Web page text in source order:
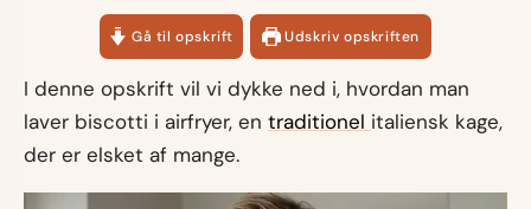
Gå til opskrift Udskriv opskriften
I denne opskrift vil vi dykke ned i, hvordan man
laver biscotti i airfryer, en traditionel italiensk kage,
der er elsket af mange.